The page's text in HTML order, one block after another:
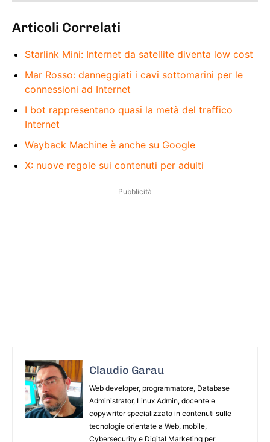
Articoli Correlati
Starlink Mini: Internet da satellite diventa low cost
Mar Rosso: danneggiati i cavi sottomarini per le
connessioni ad Internet
I bot rappresentano quasi la metà del traffico
Internet
Wayback Machine è anche su Google
X: nuove regole sui contenuti per adulti
Pubblicità
Claudio Garau
Web developer, programmatore, Database
Administrator, Linux Admin, docente e
copywriter specializzato in contenuti sulle
tecnologie orientate a Web, mobile,
Cybersecurity e Digital Marketing per